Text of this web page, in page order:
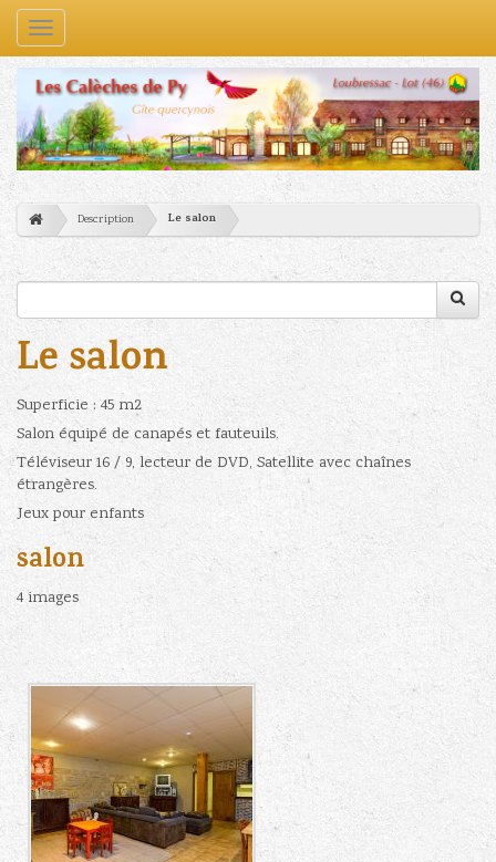
Navigation
Description Le salon
Le salon
Superficie : 45 m2
Salon équipé de canapés et fauteuils.
Téléviseur 16 / 9, lecteur de DVD, Satellite avec chaînes
étrangères.
Jeux pour enfants
salon
4 images